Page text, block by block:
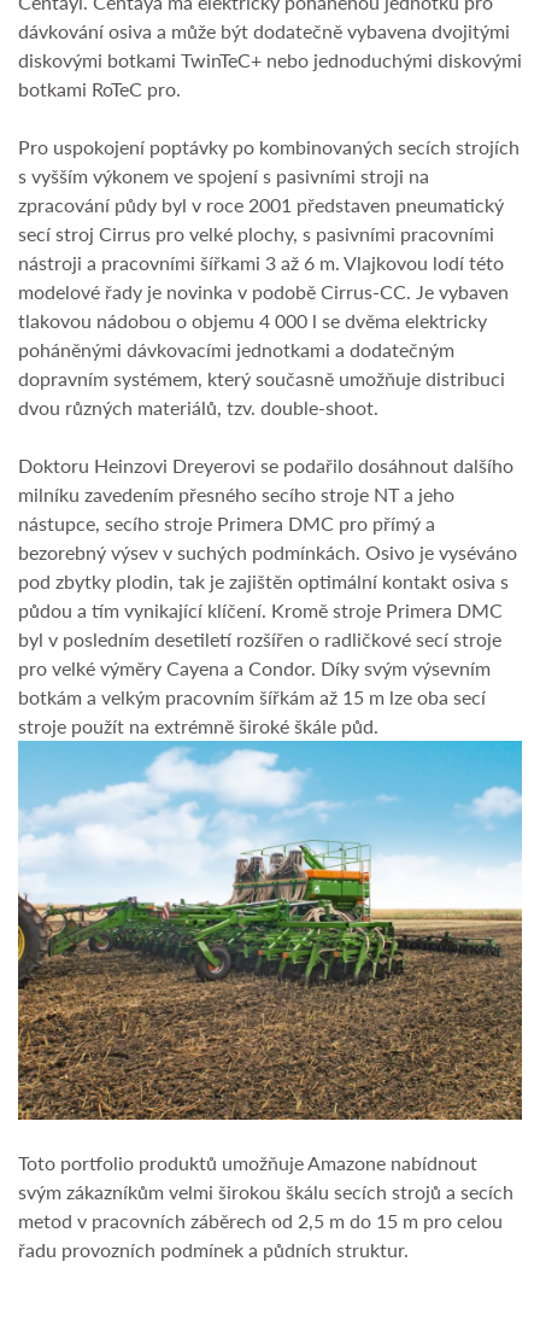
dávkování osiva a může být dodatečně vybavena dvojitými
diskovými botkami TwinTeC+ nebo jednoduchými diskovými
botkami RoTeC pro.
Pro uspokojení poptávky po kombinovaných secích strojích
s vyšším výkonem ve spojení s pasivními stroji na
zpracování půdy byl v roce 2001 představen pneumatický
secí stroj Cirrus pro velké plochy, s pasivními pracovními
nástroji a pracovními šířkami 3 až 6 m. Vlajkovou lodí této
modelové řady je novinka v podobě Cirrus-CC. Je vybaven
tlakovou nádobou o objemu 4 000 l se dvěma elektricky
poháněnými dávkovacími jednotkami a dodatečným
dopravním systémem, který současně umožňuje distribuci
dvou různých materiálů, tzv. double-shoot.
Doktoru Heinzovi Dreyerovi se podařilo dosáhnout dalšího
milníku zavedením přesného secího stroje NT a jeho
nástupce, secího stroje Primera DMC pro přímý a
bezorebný výsev v suchých podmínkách. Osivo je vyséváno
pod zbytky plodin, tak je zajištěn optimální kontakt osiva s
půdou a tím vynikající klíčení. Kromě stroje Primera DMC
byl v posledním desetiletí rozšířen o radličkové secí stroje
pro velké výměry Cayena a Condor. Díky svým výsevním
botkám a velkým pracovním šířkám až 15 m lze oba secí
stroje použít na extrémně široké škále půd.
Toto portfolio produktů umožňuje Amazone nabídnout
svým zákazníkům velmi širokou škálu secích strojů a secích
metod v pracovních záběrech od 2,5 m do 15 m pro celou
řadu provozních podmínek a půdních struktur.